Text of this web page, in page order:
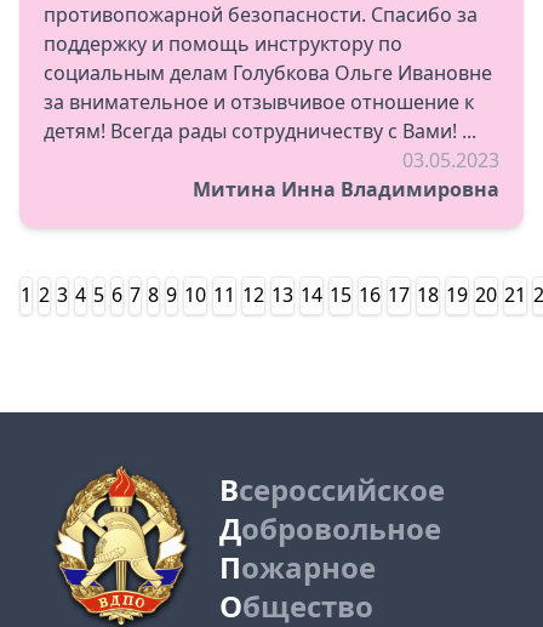
противопожарной безопасности. Спасибо за
поддержку и помощь инструктору по
социальным делам Голубкова Ольге Ивановне
за внимательное и отзывчивое отношение к
детям! Всегда рады сотрудничеству с Вами! ...
03.05.2023
Митина Инна Владимировна
1 2 3 4 5 6 7 8 9 10 11 12 13 14 15 16 17 18 19 20 21
Всероссийское
Добровольное
Пожарное
Общество